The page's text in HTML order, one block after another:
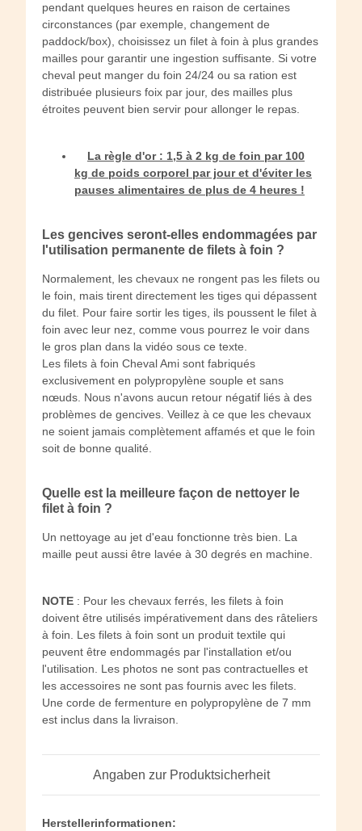
pendant quelques heures en raison de certaines
circonstances (par exemple, changement de
paddock/box), choisissez un filet à foin à plus grandes
mailles pour garantir une ingestion suffisante. Si votre
cheval peut manger du foin 24/24 ou sa ration est
distribuée plusieurs foix par jour, des mailles plus
étroites peuvent bien servir pour allonger le repas.
La règle d'or : 1,5 à 2 kg de foin par 100
kg de poids corporel par jour et d'éviter les
pauses alimentaires de plus de 4 heures !
Les gencives seront-elles endommagées par
l'utilisation permanente de filets à foin ?
Normalement, les chevaux ne rongent pas les filets ou
le foin, mais tirent directement les tiges qui dépassent
du filet. Pour faire sortir les tiges, ils poussent le filet à
foin avec leur nez, comme vous pourrez le voir dans
le gros plan dans la vidéo sous ce texte.
Les filets à foin Cheval Ami sont fabriqués
exclusivement en polypropylène souple et sans
nœuds. Nous n'avons aucun retour négatif liés à des
problèmes de gencives. Veillez à ce que les chevaux
ne soient jamais complètement affamés et que le foin
soit de bonne qualité.
Quelle est la meilleure façon de nettoyer le
filet à foin ?
Un nettoyage au jet d'eau fonctionne très bien. La
maille peut aussi être lavée à 30 degrés en machine.
NOTE : Pour les chevaux ferrés, les filets à foin
doivent être utilisés impérativement dans des râteliers
à foin. Les filets à foin sont un produit textile qui
peuvent être endommagés par l'installation et/ou
l'utilisation. Les photos ne sont pas contractuelles et
les accessoires ne sont pas fournis avec les filets.
Une corde de fermenture en polypropylène de 7 mm
est inclus dans la livraison.
Angaben zur Produktsicherheit
Herstellerinformationen: